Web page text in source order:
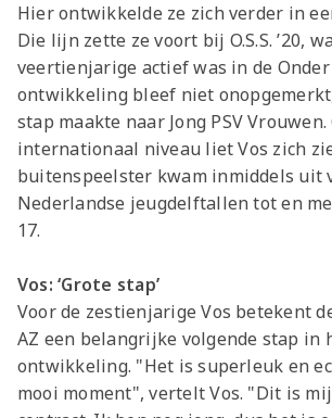
Hier ontwikkelde ze zich verder in
Die lijn zette ze voort bij O.S.S. ’20,
veertienjarige actief was in de Onder
ontwikkeling bleef niet
stap maakte naar Jong PSV Vrouwen.
internationaal niveau liet Vos zich
buitenspeelster kwam inmiddels uit
Nederlandse jeugdelftallen tot en
17.
Vos: ‘Grote stap’
Voor de zestienjarige Vos betekent
AZ een belangrijke volgende stap in
ontwikkeling. "Het is superleuk en
mooi moment", vertelt Vos. "Dit is